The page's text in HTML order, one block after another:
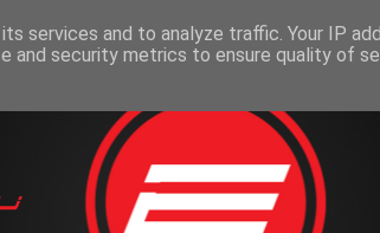
services and to analyze traffic. Your IP
and security metrics to ensure quality of